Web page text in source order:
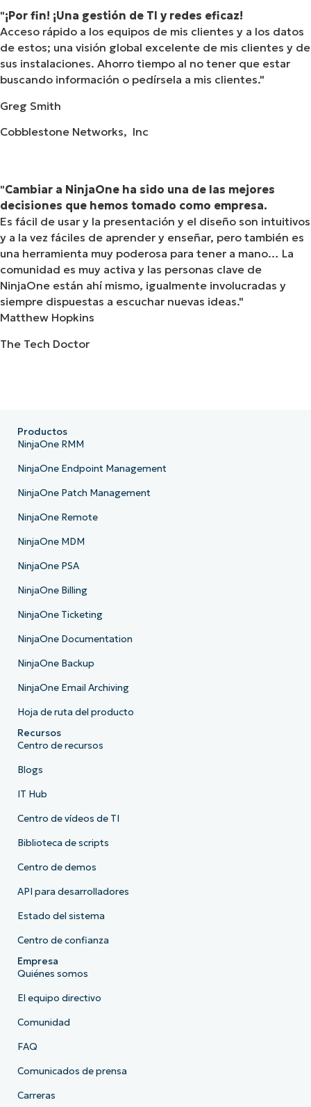
¡Por fin! ¡Una gestión de TI y redes eficaz!
Acceso rápido a los equipos de mis clientes y a los datos
de estos; una visión global excelente de mis clientes y de
sus instalaciones. Ahorro tiempo al no tener que estar
buscando información o pedírsela a mis clientes.
Greg Smith
Cobblestone Networks, Inc
Cambiar a NinjaOne ha sido una de las mejores
decisiones que hemos tomado como empresa.
Es fácil de usar y la presentación y el diseño son intuitivos
y a la vez fáciles de aprender y enseñar, pero también es
una herramienta muy poderosa para tener a mano… La
comunidad es muy activa y las personas clave de
NinjaOne están ahí mismo, igualmente involucradas y
siempre dispuestas a escuchar nuevas ideas.
Matthew Hopkins
The Tech Doctor
Productos
NinjaOne RMM
NinjaOne Endpoint Management
NinjaOne Patch Management
NinjaOne Remote
NinjaOne MDM
NinjaOne PSA
NinjaOne Billing
NinjaOne Ticketing
NinjaOne Documentation
NinjaOne Backup
NinjaOne Email Archiving
Hoja de ruta del producto
Recursos
Centro de recursos
Blogs
IT Hub
Centro de vídeos de TI
Biblioteca de scripts
Centro de demos
API para desarrolladores
Estado del sistema
Centro de confianza
Empresa
Quiénes somos
El equipo directivo
Comunidad
FAQ
Comunicados de prensa
Carreras